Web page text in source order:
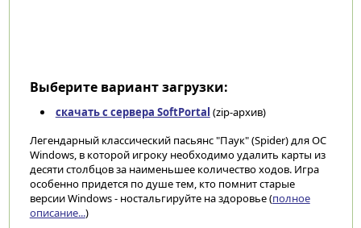
Выберите вариант загрузки:
скачать с сервера SoftPortal (zip-архив)
Легендарный классический пасьянс "Паук" (Spider) для ОС
Windows, в которой игроку необходимо удалить карты из
десяти столбцов за наименьшее количество ходов. Игра
особенно придется по душе тем, кто помнит старые
версии Windows - ностальгируйте на здоровье (полное
описание...)